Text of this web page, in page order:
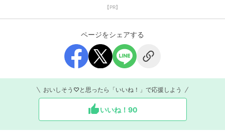
【PR】
ページをシェアする
おいしそう♡と思ったら「いいね！」で応援しよう
いいね！ 90